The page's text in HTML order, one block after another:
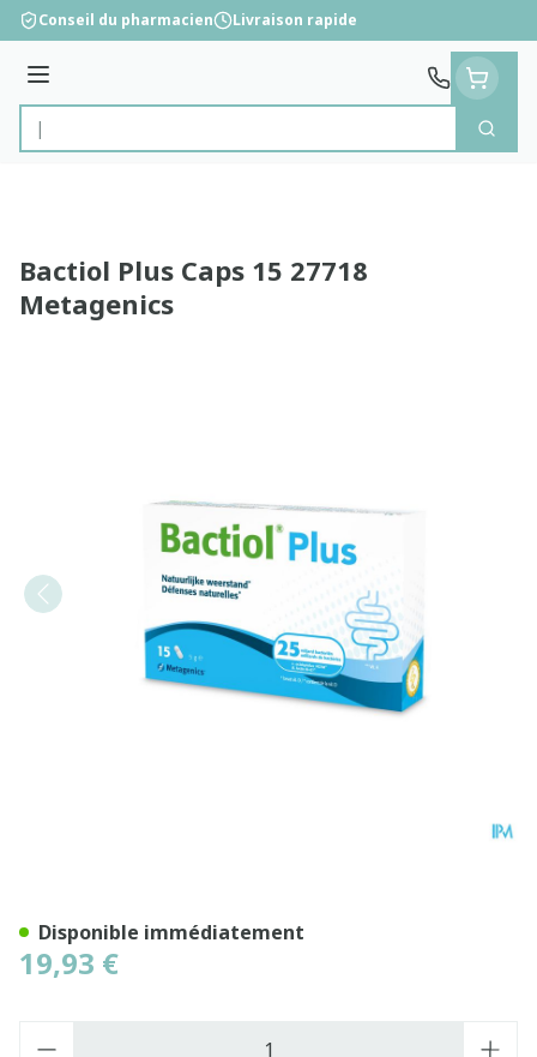
Aller au contenu
Conseil du pharmacien Livraison rapide
Menu
Rechercher
Bactiol Plus Caps 15 27718
Metagenics
19,93 €
Disponible immédiatement